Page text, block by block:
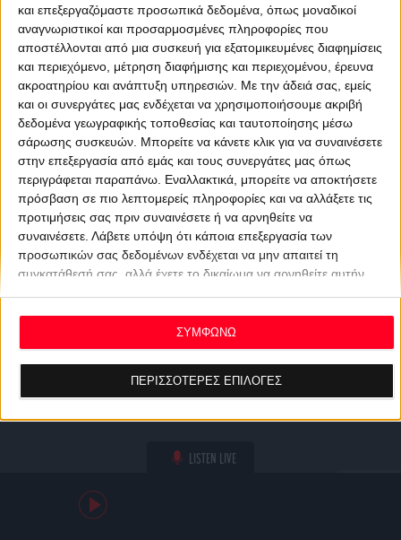
και επεξεργαζόμαστε προσωπικά δεδομένα, όπως μοναδικοί
αναγνωριστικοί και προσαρμοσμένες πληροφορίες που
αποστέλλονται από μια συσκευή για εξατομικευμένες διαφημίσεις
και περιεχόμενο, μέτρηση διαφήμισης και περιεχομένου, έρευνα
ακροατηρίου και ανάπτυξη υπηρεσιών. Με την άδειά σας, εμείς
και οι συνεργάτες μας ενδέχεται να χρησιμοποιήσουμε ακριβή
δεδομένα γεωγραφικής τοποθεσίας και ταυτοποίησης μέσω
σάρωσης συσκευών. Μπορείτε να κάνετε κλικ για να συναινέσετε
στην επεξεργασία από εμάς και τους συνεργάτες μας όπως
περιγράφεται παραπάνω. Εναλλακτικά, μπορείτε να αποκτήσετε
πρόσβαση σε πιο λεπτομερείς πληροφορίες και να αλλάξετε τις
προτιμήσεις σας πριν συναινέσετε ή να αρνηθείτε να
συναινέσετε. Λάβετε υπόψη ότι κάποια επεξεργασία των
προσωπικών σας δεδομένων ενδέχεται να μην απαιτεί τη
συγκατάθεσή σας, αλλά έχετε το δικαίωμα να αρνηθείτε αυτήν
ανακαλέσετε τη συγκατάθεσή σας ανά πάσα στιγμή
επιστρέφοντας σε αυτόν τον ιστότοπο και κάνοντας κλικ στο
κουμπί "Απορρήτου" στο κάτω μέρος της ιστοσελίδας.
ΠΕΡΙΣΣΟΤΕΡΕΣ ΕΠΙΛΟΓΕΣ
ΣΥΜΦΩΝΩ
LISTEN LIVE
About Offradio Business Class Terms & Conditions
Privacy Policy
Designed & developed byporcupine colors&Fotis Alexandrou